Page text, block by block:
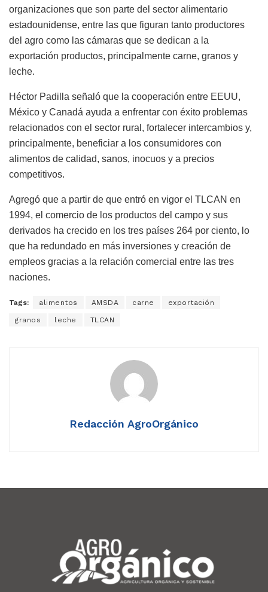
organizaciones que son parte del sector alimentario
estadounidense, entre las que figuran tanto productores
del agro como las cámaras que se dedican a la
exportación productos, principalmente carne, granos y
leche.
Héctor Padilla señaló que la cooperación entre EEUU,
México y Canadá ayuda a enfrentar con éxito problemas
relacionados con el sector rural, fortalecer intercambios y,
principalmente, beneficiar a los consumidores con
alimentos de calidad, sanos, inocuos y a precios
competitivos.
Agregó que a partir de que entró en vigor el TLCAN en
1994, el comercio de los productos del campo y sus
derivados ha crecido en los tres países 264 por ciento, lo
que ha redundado en más inversiones y creación de
empleos gracias a la relación comercial entre las tres
naciones.
Tags: alimentos AMSDA carne exportación
granos leche TLCAN
Redacción AgroOrgánico